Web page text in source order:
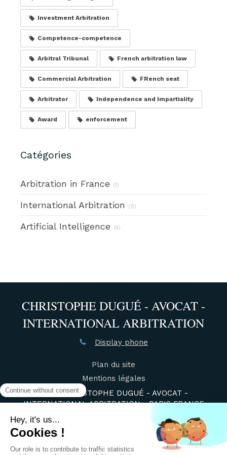
Investment Arbitration
Competence-competence
Arbitral Tribunal French arbitration law
Commercial Arbitration FRench seat
Arbitrator Independence and Impartiality
Award enforcement
Catégories
Arbitration in France (1)
International Arbitration (9)
Artificial Intelligence (4)
CHRISTOPHE DUGUÉ - AVOCAT -
INTERNATIONAL ARBITRATION
Display phone
Plan du site
Mentions légales
©2021 CHRISTOPHE DUGUÉ - AVOCAT -
INTERNATIONAL ARBITRATION - PARIS FRANCE